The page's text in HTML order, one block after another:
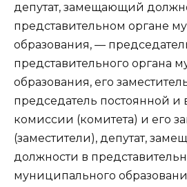
депутат, замещающий
представительном органе
образования, —
представительного органа
образования, его
председатель постоянной и
комиссии (комитета) и его
(заместители), депутат,
должности в
муниципального